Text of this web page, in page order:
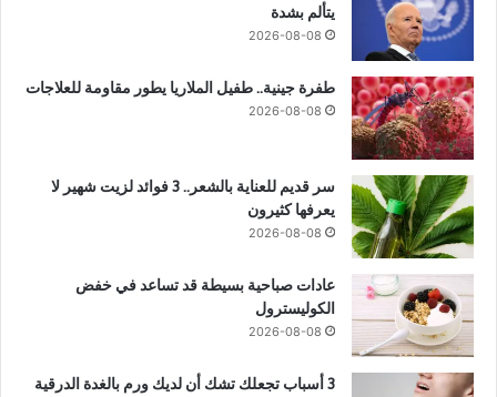
يتألم بشدة
2026-08-08
طفرة جينية.. طفيل الملاريا يطور مقاومة للعلاجات
2026-08-08
سر قديم للعناية بالشعر.. 3 فوائد لزيت شهير لا
يعرفها كثيرون
2026-08-08
عادات صباحية بسيطة قد تساعد في خفض
الكوليسترول
2026-08-08
3 أسباب تجعلك تشك أن لديك ورم بالغدة الدرقية